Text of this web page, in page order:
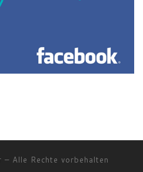
– Alle Rechte vorbehalten